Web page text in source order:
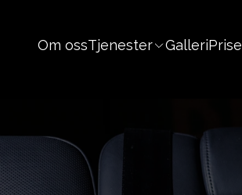
Om ossTjenester Galleri